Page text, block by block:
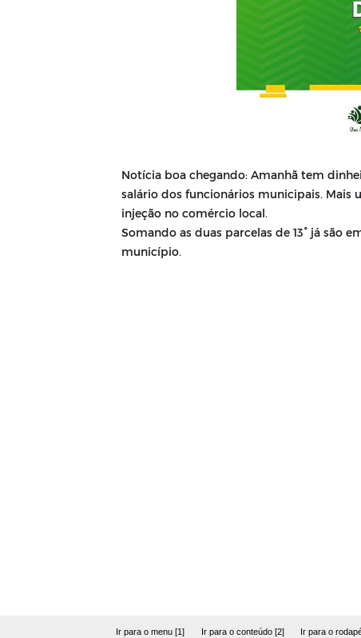
Notícia boa chegando: Amanhã tem
salário dos funcionários municipais. Mais
injeção no comércio local.
Somando as duas parcelas de 13° já são
município.
Ir para o menu [1] Ir para o conteúdo [2] Ir para o